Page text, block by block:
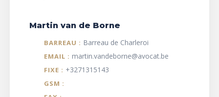
Martin van de Borne
BARREAU : Barreau de Charleroi
EMAIL : martin.vandeborne@avocat.be
FIXE : +3271315143
GSM :